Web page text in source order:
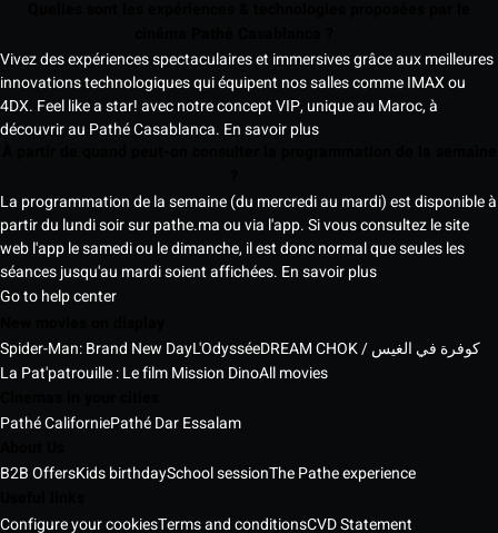
Vivez des expériences spectaculaires et immersives grâce aux meilleures
innovations technologiques qui équipent nos salles comme IMAX ou
4DX. Feel like a star! avec notre concept VIP, unique au Maroc, à
découvrir au Pathé Casablanca. En savoir plus
La programmation de la semaine (du mercredi au mardi) est disponible à
partir du lundi soir sur pathe.ma ou via l'app. Si vous consultez le site
web l'app le samedi ou le dimanche, il est donc normal que seules les
séances jusqu'au mardi soient affichées. En savoir plus
Go to help center
Spider-Man: Brand New DayL'Odyssée
DREAM CHOK / كوفرة في الغيس
La Pat'patrouille : Le film Mission DinoAll movies
Pathé CaliforniePathé Dar Essalam
B2B OffersKids birthdaySchool sessionThe Pathe experience
Configure your cookiesTerms and conditionsCVD Statement